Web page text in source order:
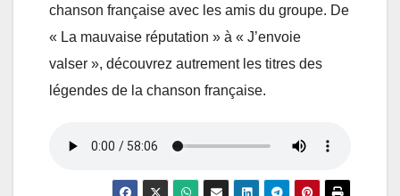
chanson française avec les amis du groupe. De
« La mauvaise réputation » à « J’envoie
valser », découvrez autrement les titres des
légendes de la chanson française.